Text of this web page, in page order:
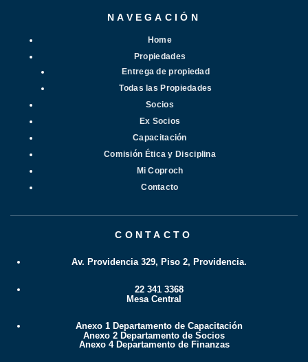
NAVEGACIÓN
Home
Propiedades
Entrega de propiedad
Todas las Propiedades
Socios
Ex Socios
Capacitación
Comisión Ética y Disciplina
Mi Coproch
Contacto
CONTACTO
Av. Providencia 329, Piso 2, Providencia.
22 341 3368
Mesa Central
Anexo 1 Departamento de Capacitación
Anexo 2 Departamento de Socios
Anexo 4 Departamento de Finanzas